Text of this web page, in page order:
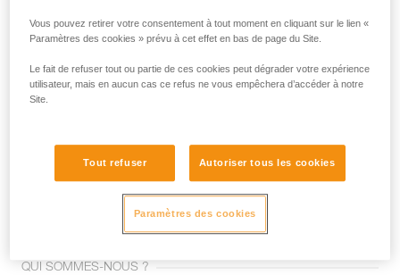
Email *
Rejoignez la communauté !
QUI SOMMES-NOUS ?
Vous pouvez retirer votre consentement à tout moment en cliquant sur le lien «
Paramètres des cookies » prévu à cet effet en bas de page du Site.
Le fait de refuser tout ou partie de ces cookies peut dégrader votre expérience
utilisateur, mais en aucun cas ce refus ne vous empêchera d’accéder à notre
Site.
Tout refuser Autoriser tous les cookies
Paramètres des cookies